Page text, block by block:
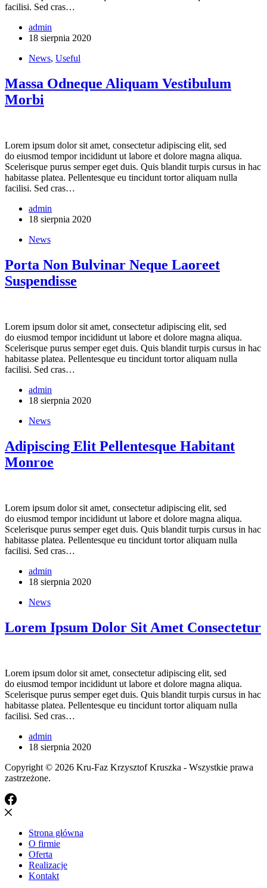
facilisi. Sed cras…
admin
18 sierpnia 2020
News, Useful
Massa Odneque Aliquam Vestibulum
Morbi
Lorem ipsum dolor sit amet, consectetur adipiscing elit, sed
do eiusmod tempor incididunt ut labore et dolore magna aliqua.
Scelerisque purus semper eget duis. Quis blandit turpis cursus in hac
habitasse platea. Pellentesque eu tincidunt tortor aliquam nulla
facilisi. Sed cras…
admin
18 sierpnia 2020
News
Porta Non Bulvinar Neque Laoreet
Suspendisse
Lorem ipsum dolor sit amet, consectetur adipiscing elit, sed
do eiusmod tempor incididunt ut labore et dolore magna aliqua.
Scelerisque purus semper eget duis. Quis blandit turpis cursus in hac
habitasse platea. Pellentesque eu tincidunt tortor aliquam nulla
facilisi. Sed cras…
admin
18 sierpnia 2020
News
Adipiscing Elit Pellentesque Habitant
Monroe
Lorem ipsum dolor sit amet, consectetur adipiscing elit, sed
do eiusmod tempor incididunt ut labore et dolore magna aliqua.
Scelerisque purus semper eget duis. Quis blandit turpis cursus in hac
habitasse platea. Pellentesque eu tincidunt tortor aliquam nulla
facilisi. Sed cras…
admin
18 sierpnia 2020
News
Lorem Ipsum Dolor Sit Amet Consectetur
Lorem ipsum dolor sit amet, consectetur adipiscing elit, sed
do eiusmod tempor incididunt ut labore et dolore magna aliqua.
Scelerisque purus semper eget duis. Quis blandit turpis cursus in hac
habitasse platea. Pellentesque eu tincidunt tortor aliquam nulla
facilisi. Sed cras…
admin
18 sierpnia 2020
Copyright © 2026 Kru-Faz Krzysztof Kruszka - Wszystkie prawa
zastrzeżone.
Strona główna
O firmie
Oferta
Realizacje
Kontakt